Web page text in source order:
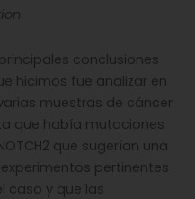
.
conclusiones
hicimos fue analizar en
muestras de cáncer
que había mutaciones
que sugerían una
pertinentes
caso y que las